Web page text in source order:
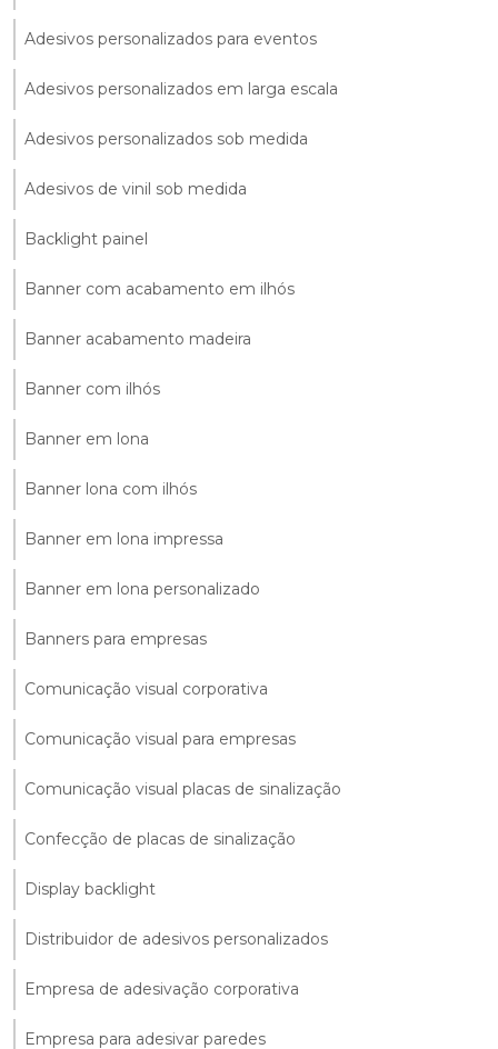
Adesivos personalizados para eventos
Adesivos personalizados em larga escala
Adesivos personalizados sob medida
Adesivos de vinil sob medida
Backlight painel
Banner com acabamento em ilhós
Banner acabamento madeira
Banner com ilhós
Banner em lona
Banner lona com ilhós
Banner em lona impressa
Banner em lona personalizado
Banners para empresas
Comunicação visual corporativa
Comunicação visual para empresas
Comunicação visual placas de sinalização
Confecção de placas de sinalização
Display backlight
Distribuidor de adesivos personalizados
Empresa de adesivação corporativa
Empresa para adesivar paredes